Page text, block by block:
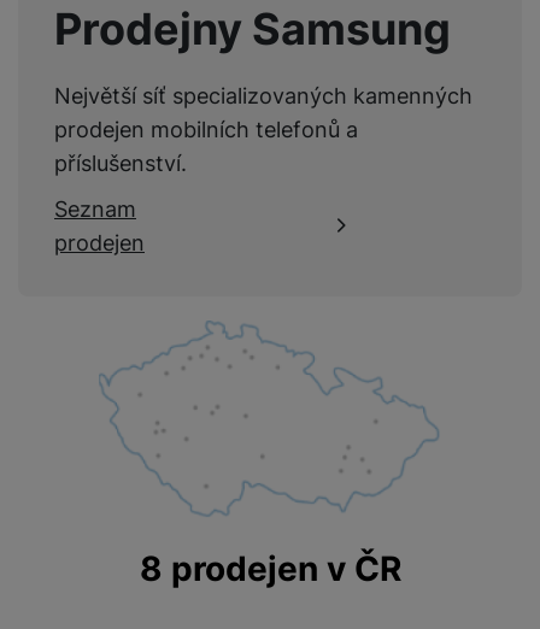
Prodejny Samsung
Největší síť specializovaných kamenných
prodejen mobilních telefonů a
příslušenství.
Seznam
prodejen
8 prodejen v ČR